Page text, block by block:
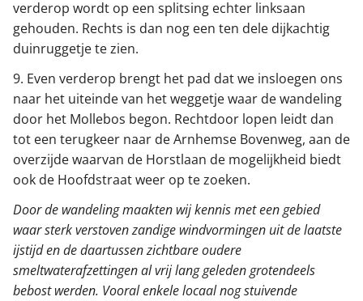
verderop wordt op een splitsing echter linksaan
gehouden. Rechts is dan nog een ten dele dijkachtig
duinruggetje te zien.
9. Even verderop brengt het pad dat we insloegen ons
naar het uiteinde van het weggetje waar de wandeling
door het Mollebos begon. Rechtdoor lopen leidt dan
tot een terugkeer naar de Arnhemse Bovenweg, aan de
overzijde waarvan de Horstlaan de mogelijkheid biedt
ook de Hoofdstraat weer op te zoeken.
Door de wandeling maakten wij kennis met een gebied
waar sterk verstoven zandige windvormingen uit de laatste
ijstijd en de daartussen zichtbare oudere
smeltwaterafzettingen al vrij lang geleden grotendeels
bebost werden. Vooral enkele locaal nog stuivende